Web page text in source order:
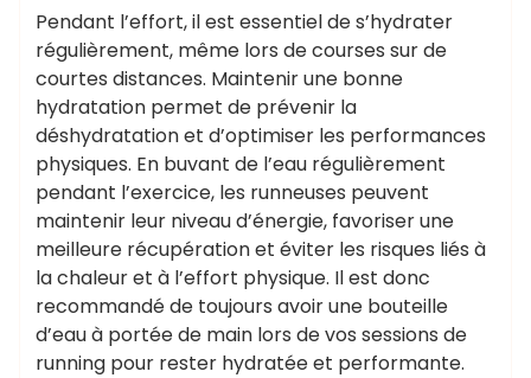
Pendant l’effort, il est essentiel de s’hydrater
régulièrement, même lors de courses sur de
courtes distances. Maintenir une bonne
hydratation permet de prévenir la
déshydratation et d’optimiser les performances
physiques. En buvant de l’eau régulièrement
pendant l’exercice, les runneuses peuvent
maintenir leur niveau d’énergie, favoriser une
meilleure récupération et éviter les risques liés à
la chaleur et à l’effort physique. Il est donc
recommandé de toujours avoir une bouteille
d’eau à portée de main lors de vos sessions de
running pour rester hydratée et performante.